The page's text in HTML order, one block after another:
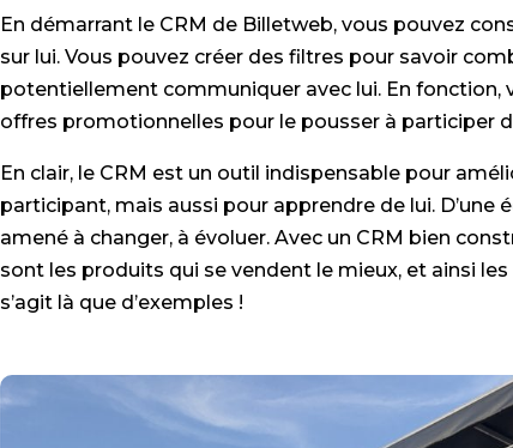
En démarrant le CRM de Billetweb, vous pouvez
sur lui. Vous pouvez créer des filtres pour savoir
potentiellement communiquer avec lui. En fonction,
offres promotionnelles pour le pousser à participer
En clair, le CRM est un outil indispensable pour
participant, mais aussi pour apprendre de lui. D’une
amené à changer, à évoluer. Avec un CRM bien
sont les produits qui se vendent le mieux, et ainsi
s’agit là que d’exemples !